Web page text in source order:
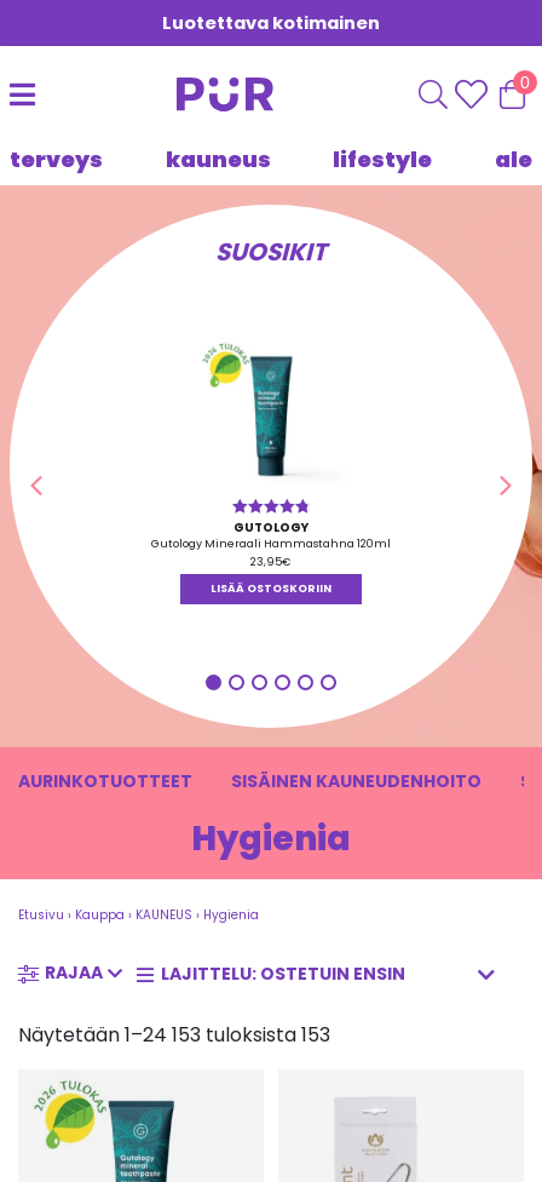
Luotettava kotimainen
0
terveys kauneus lifestyle ale
SUOSIKIT
Arvostelu
tuotteesta:
4.84/ 5
GUTOLOGY
Gutology Mineraali Hammastahna 120ml
23,95€
LISÄÄ OSTOSKORIIN
Edellinen
AURINKOTUOTTEET SISÄINEN KAUNEUDENHOITO
Hygienia
Etusivu › Kauppa › KAUNEUS › Hygienia
RAJAA
Näytetään 1–24 153 tuloksista 153